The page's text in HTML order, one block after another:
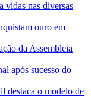
vidas nas diversas
ouro em
da Assembleia
após sucesso do
destaca o modelo de